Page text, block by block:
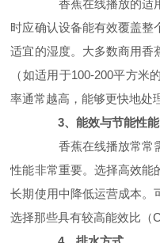
香蕉在线播放的适用面
时应确认设备能有效覆盖整个
适宜的湿度。大多数商用
（如适用于100-200平方米的
率通常越高，能够更快地处
3、能效与节能性能
香蕉在线播放常常需
性能非常重要。选择高效
长期使用中降低运营成本
选择那些具有较高能效比（